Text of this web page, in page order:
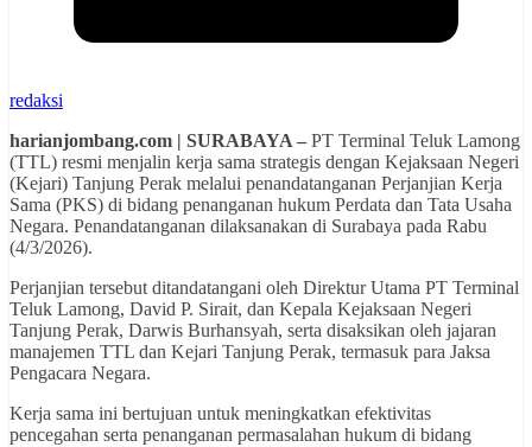
redaksi
harianjombang.com | SURABAYA – PT Terminal Teluk Lamong
(TTL) resmi menjalin kerja sama strategis dengan Kejaksaan Negeri
(Kejari) Tanjung Perak melalui penandatanganan Perjanjian Kerja
Sama (PKS) di bidang penanganan hukum Perdata dan Tata Usaha
Negara. Penandatanganan dilaksanakan di Surabaya pada Rabu
(4/3/2026).
Perjanjian tersebut ditandatangani oleh Direktur Utama PT Terminal
Teluk Lamong, David P. Sirait, dan Kepala Kejaksaan Negeri
Tanjung Perak, Darwis Burhansyah, serta disaksikan oleh jajaran
manajemen TTL dan Kejari Tanjung Perak, termasuk para Jaksa
Pengacara Negara.
Kerja sama ini bertujuan untuk meningkatkan efektivitas
pencegahan serta penanganan permasalahan hukum di bidang